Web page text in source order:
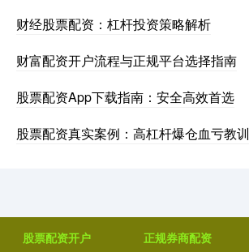
财经股票配资：杠杆投资策略解析
财富配资开户流程与正规平台选择指南
股票配资App下载指南：安全高效首选
股票配资真实案例：高杠杆爆仓血亏教训
股票配资开户 正规券商配资